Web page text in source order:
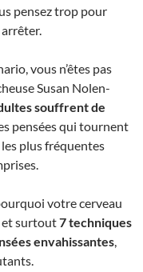
pensez trop pour
vous n’êtes pas
Susan Nolen-
souffrent de
pensées qui tournent
les plus fréquentes
votre cerveau
et surtout7 techniques
envahissantes,